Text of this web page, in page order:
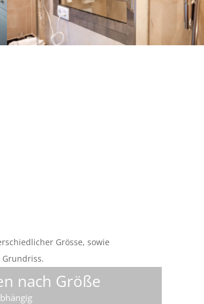
Grösse, sowie
nach Größe